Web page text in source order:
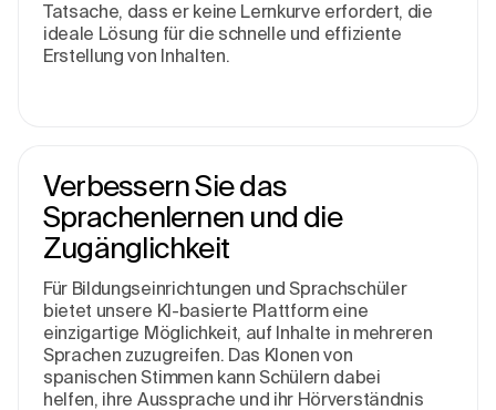
Tatsache, dass er keine Lernkurve erfordert, die
ideale Lösung für die schnelle und effiziente
Erstellung von Inhalten.
Verbessern Sie das
Sprachenlernen und die
Zugänglichkeit
Für Bildungseinrichtungen und Sprachschüler
bietet unsere KI-basierte Plattform eine
einzigartige Möglichkeit, auf Inhalte in mehreren
Sprachen zuzugreifen. Das Klonen von
spanischen Stimmen kann Schülern dabei
helfen, ihre Aussprache und ihr Hörverständnis